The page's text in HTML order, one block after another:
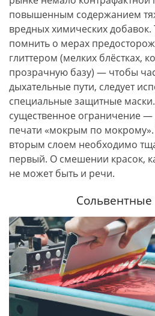
повышенным содержанием
вредных химических добавок.
помнить о мерах
глиттером (мелких блёстках,
прозрачную базу) — чтобы
дыхательные пути, следует
специальные защитные
существенное ограничение
печати «мокрым по мокрому».
вторым слоем необходимо
первый. О смешении красок,
не может быть и речи.
Сольвентные